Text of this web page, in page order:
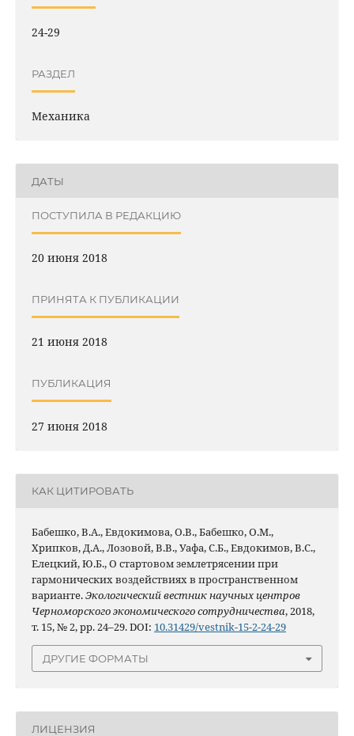
24-29
РАЗДЕЛ
Механика
ДАТЫ
ПОСТУПИЛА В РЕДАКЦИЮ
20 июня 2018
ПРИНЯТА К ПУБЛИКАЦИИ
21 июня 2018
ПУБЛИКАЦИЯ
27 июня 2018
КАК ЦИТИРОВАТЬ
Бабешко, В.А., Евдокимова, О.В., Бабешко, О.М.,
Хрипков, Д.А., Лозовой, В.В., Уафа, С.Б., Евдокимов, В.С.,
Елецкий, Ю.Б., О стартовом землетрясении при
гармонических воздействиях в пространственном
варианте.Экологический вестник научных центров
Черноморского экономического сотрудничества, 2018,
т. 15, № 2, pp. 24–29. DOI: 10.31429/vestnik-15-2-24-29
ДРУГИЕ ФОРМАТЫ
ЛИЦЕНЗИЯ